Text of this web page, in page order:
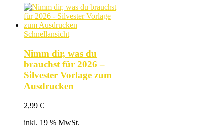
Schnellansicht
Nimm dir, was du
brauchst für 2026 –
Silvester Vorlage zum
Ausdrucken
2,99 €
inkl. 19 % MwSt.